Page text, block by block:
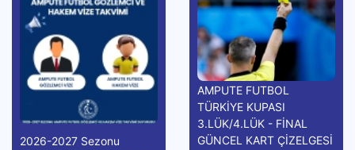
2026-2027 Sezonu
AMPUTE FUTBOL
TÜRKİYE KUPASI
3.LÜK/4.LÜK - FİNAL
GÜNCEL KART ÇİZELGESİ